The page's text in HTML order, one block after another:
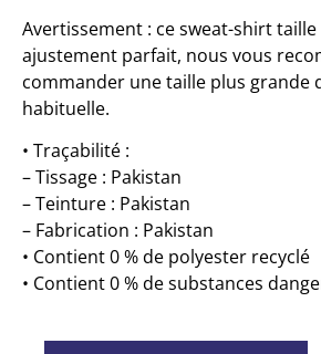
Avertissement : ce sweat-shirt
ajustement parfait, nous vous
commander une taille plus grande
habituelle.
• Traçabilité :
– Tissage : Pakistan
– Teinture : Pakistan
– Fabrication : Pakistan
• Contient 0 % de polyester recyclé
• Contient 0 % de substances